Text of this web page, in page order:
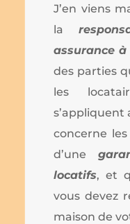
J’en viens
la
assurance
des parties
les
s’appliquent
concerne
d’une
locatifs, et
vous devez
maison de